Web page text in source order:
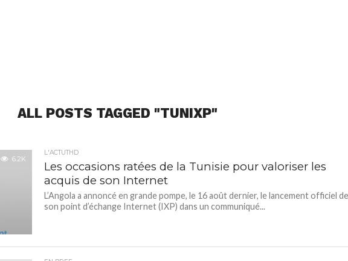
ALL POSTS TAGGED "TUNIXP"
6.2K
L'ACTUTHD
Les occasions ratées de la Tunisie pour valoriser les
acquis de son Internet
L’Angola a annoncé en grande pompe, le 16 août dernier, le lancement officiel
son point d’échange Internet (IXP) dans un communiqué...